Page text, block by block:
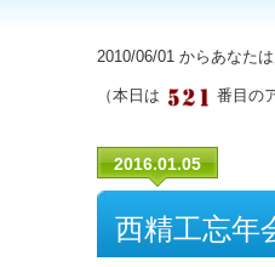
2010/06/01 からあなた
（本日は 番目の
2016.01.05
西精工忘